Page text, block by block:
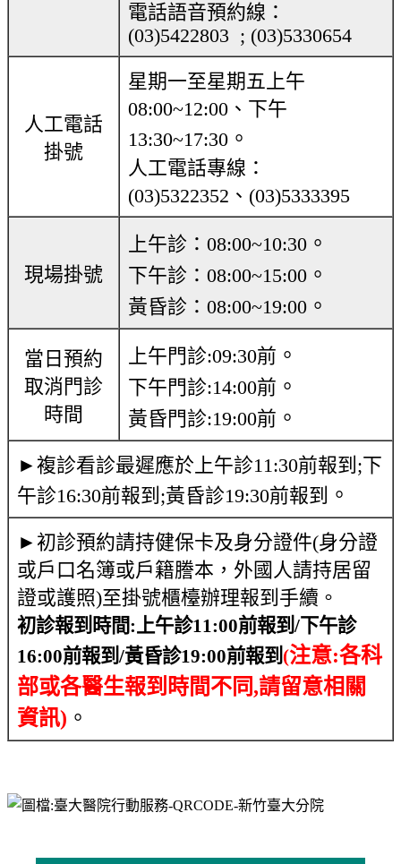
電話語音預約線：
(03)5422803 ; (03)5330654
人工電話
掛號
星期一至星期五上午
08:00~12:00、下午
13:30~17:30 。
人工電話專線：
(03)5322352、(03)5333395
現場掛號
上午診：08:00~10:30 。
下午診：08:00~15:00 。
黃昏診：08:00~19:00 。
當日預約
取消門診
時間
上午門診:09:30前 。
下午門診:14:00前 。
黃昏門診:19:00前 。
►複診看診最遲應於上午診11:30前報到;下
午診16:30前報到;黃昏診19:30前報到 。
►初診預約請持健保卡及身分證件(身分證
或戶口名簿或戶籍謄本，外國人請持居留
證或護照)至掛號櫃檯辦理報到手續。
初診報到時間:上午診11:00前報到/下午診
16:00前報到/黃昏診19:00前報到(注意:各科
部或各醫生報到時間不同,請留意相關
資訊) 。